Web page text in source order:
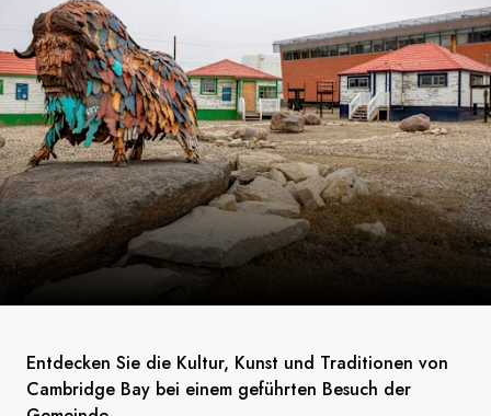
Entdecken Sie die Kultur, Kunst und Traditionen von
Cambridge Bay bei einem geführten Besuch der